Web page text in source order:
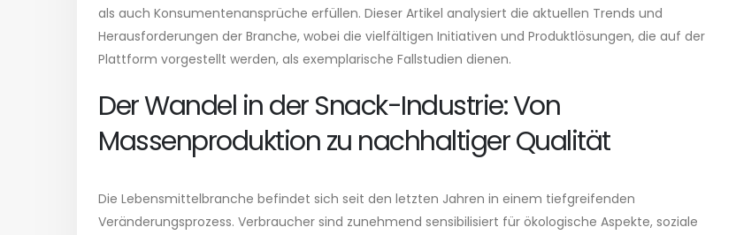
als auch Konsumentenansprüche erfüllen. Dieser Artikel analysiert die aktuellen Trends und
Herausforderungen der Branche, wobei die vielfältigen Initiativen und Produktlösungen, die auf der
Plattform vorgestellt werden, als exemplarische Fallstudien dienen.
Der Wandel in der Snack-Industrie: Von
Massenproduktion zu nachhaltiger Qualität
Die Lebensmittelbranche befindet sich seit den letzten Jahren in einem tiefgreifenden
Veränderungsprozess. Verbraucher sind zunehmend sensibilisiert für ökologische Aspekte, soziale